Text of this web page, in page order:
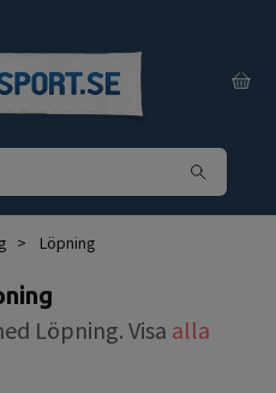
Löpning
Löpning. Visa alla